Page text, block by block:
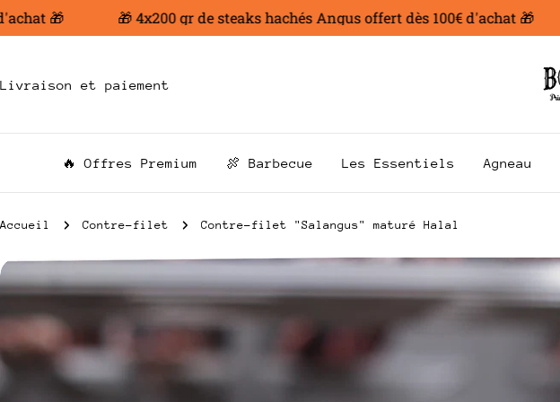
Aller
au
🎁 🎁 4x200 gr de steaks hachés Angus offert dès 100€ d'achat 🎁
Livraison et paiement
🔥 Offres Premium 🍖 Barbecue Les Essentiels Agneau
Accueil Contre-filet Contre-filet "Salangus" maturé Halal
Passer
aux
informations
le